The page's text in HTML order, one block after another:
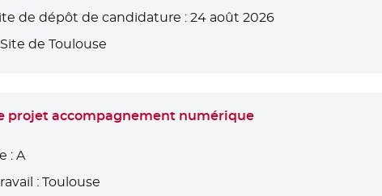
de dépôt de candidature :24 août 2026
Site de Toulouse
projet accompagnement numérique
: A
:Toulouse